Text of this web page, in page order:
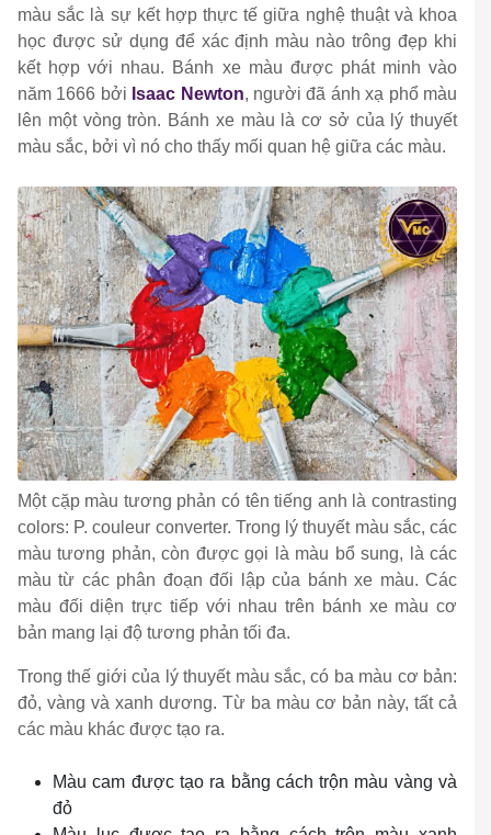
màu sắc là sự kết hợp thực tế giữa nghệ thuật và khoa
học được sử dụng để xác định màu nào trông đẹp khi
kết hợp với nhau. Bánh xe màu được phát minh vào
năm 1666 bởi Isaac Newton, người đã ánh xạ phổ màu
lên một vòng tròn. Bánh xe màu là cơ sở của lý thuyết
màu sắc, bởi vì nó cho thấy mối quan hệ giữa các màu.
Một cặp màu tương phản có tên tiếng anh là contrasting
colors: P. couleur converter. Trong lý thuyết màu sắc, các
màu tương phản, còn được gọi là màu bổ sung, là các
màu từ các phân đoạn đối lập của bánh xe màu. Các
màu đối diện trực tiếp với nhau trên bánh xe màu cơ
bản mang lại độ tương phản tối đa.
Trong thế giới của lý thuyết màu sắc, có ba màu cơ bản:
đỏ, vàng và xanh dương. Từ ba màu cơ bản này, tất cả
các màu khác được tạo ra.
Màu cam được tạo ra bằng cách trộn màu vàng và
đỏ